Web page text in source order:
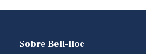
Sobre Bell-lloc